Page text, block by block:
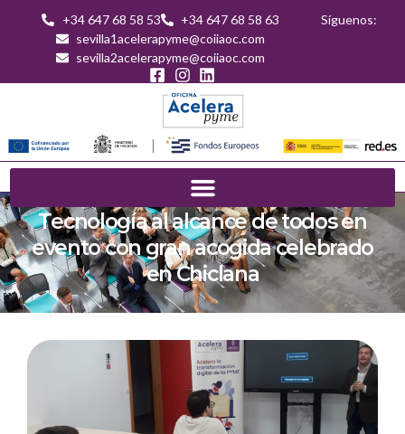
+34 647 68 58 53
+34 647 68 58 63
sevilla1acelerapyme@coiiaoc.com
sevilla2acelerapyme@coiiaoc.com
Síguenos:
Tecnología al alcance de todos en
evento con gran acogida celebrado
en Chiclana